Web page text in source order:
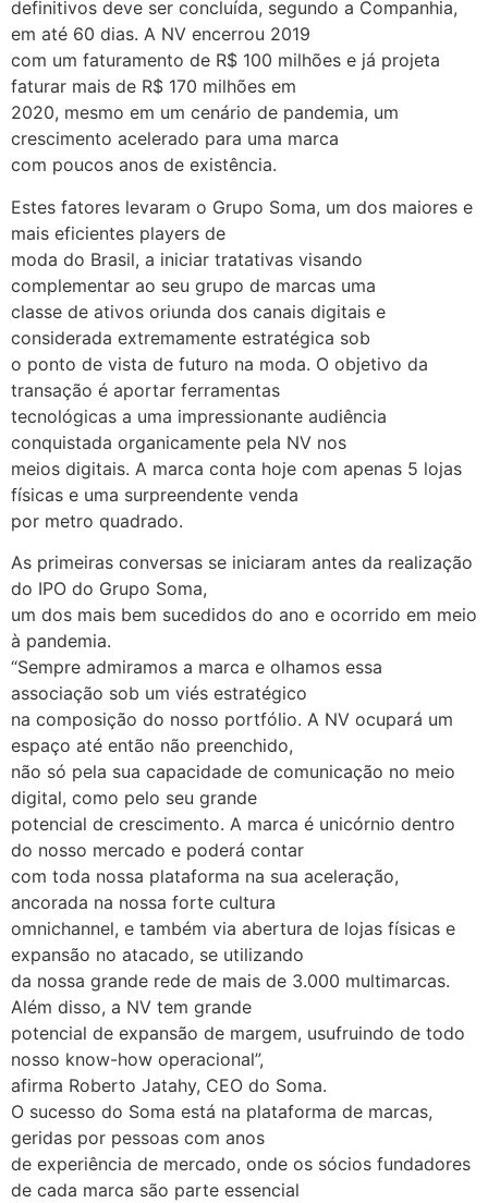
definitivos deve ser concluída, segundo a Companhia,
em até 60 dias. A NV encerrou 2019
com um faturamento de R$ 100 milhões e já projeta
faturar mais de R$ 170 milhões em
2020, mesmo em um cenário de pandemia, um
crescimento acelerado para uma marca
com poucos anos de existência.
Estes fatores levaram o Grupo Soma, um dos maiores e
mais eficientes players de
moda do Brasil, a iniciar tratativas visando
complementar ao seu grupo de marcas uma
classe de ativos oriunda dos canais digitais e
considerada extremamente estratégica sob
o ponto de vista de futuro na moda. O objetivo da
transação é aportar ferramentas
tecnológicas a uma impressionante audiência
conquistada organicamente pela NV nos
meios digitais. A marca conta hoje com apenas 5 lojas
físicas e uma surpreendente venda
por metro quadrado.
As primeiras conversas se iniciaram antes da realização
do IPO do Grupo Soma,
um dos mais bem sucedidos do ano e ocorrido em meio
à pandemia.
“Sempre admiramos a marca e olhamos essa
associação sob um viés estratégico
na composição do nosso portfólio. A NV ocupará um
espaço até então não preenchido,
não só pela sua capacidade de comunicação no meio
digital, como pelo seu grande
potencial de crescimento. A marca é unicórnio dentro
do nosso mercado e poderá contar
com toda nossa plataforma na sua aceleração,
ancorada na nossa forte cultura
omnichannel, e também via abertura de lojas físicas e
expansão no atacado, se utilizando
da nossa grande rede de mais de 3.000 multimarcas.
Além disso, a NV tem grande
potencial de expansão de margem, usufruindo de todo
nosso know-how operacional”,
afirma Roberto Jatahy, CEO do Soma.
O sucesso do Soma está na plataforma de marcas,
geridas por pessoas com anos
de experiência de mercado, onde os sócios fundadores
de cada marca são parte essencial